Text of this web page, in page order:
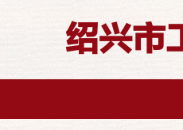
绍兴市